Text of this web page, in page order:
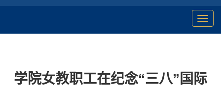
Toggle
学院女教职工在纪念“三八”国际